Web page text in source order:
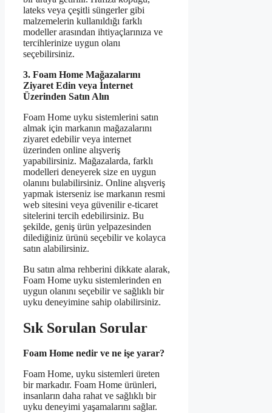
lateks veya çeşitli süngerler gibi
malzemelerin kullanıldığı farklı
modeller arasından ihtiyaçlarınıza ve
tercihlerinize uygun olanı
seçebilirsiniz.
3. Foam Home Mağazalarını
Ziyaret Edin veya İnternet
Üzerinden Satın Alın
Foam Home uyku sistemlerini satın
almak için markanın mağazalarını
ziyaret edebilir veya internet
üzerinden online alışveriş
yapabilirsiniz. Mağazalarda, farklı
modelleri deneyerek size en uygun
olanını bulabilirsiniz. Online alışveriş
yapmak isterseniz ise markanın resmi
web sitesini veya güvenilir e-ticaret
sitelerini tercih edebilirsiniz. Bu
şekilde, geniş ürün yelpazesinden
dilediğiniz ürünü seçebilir ve kolayca
satın alabilirsiniz.
Bu satın alma rehberini dikkate alarak,
Foam Home uyku sistemlerinden en
uygun olanını seçebilir ve sağlıklı bir
uyku deneyimine sahip olabilirsiniz.
Sık Sorulan Sorular
Foam Home nedir ve ne işe yarar?
Foam Home, uyku sistemleri üreten
bir markadır. Foam Home ürünleri,
insanların daha rahat ve sağlıklı bir
uyku deneyimi yaşamalarını sağlar.